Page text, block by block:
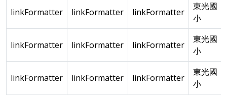
linkFormatter linkFormatter linkFormatter
東光國
小
linkFormatter linkFormatter linkFormatter
東光國
小
linkFormatter linkFormatter linkFormatter
東光國
小